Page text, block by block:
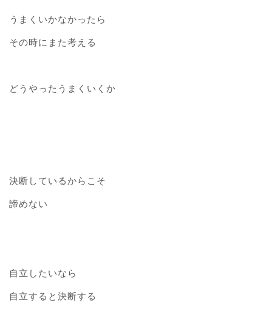
うまくいかなかったら
その時にまた考える
どうやったうまくいくか
決断しているからこそ
諦めない
自立したいなら
自立すると決断する